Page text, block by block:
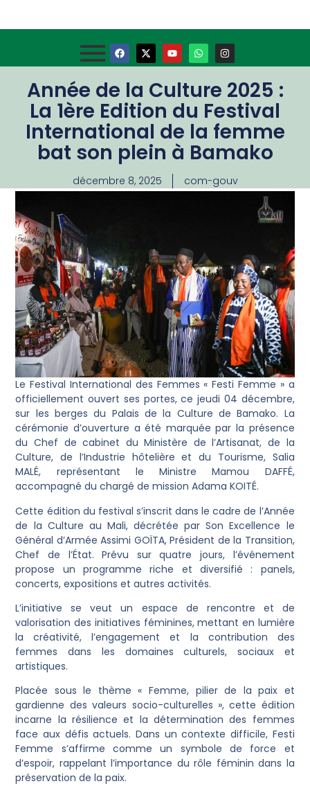
Année de la Culture 2025 :
La 1ère Edition du Festival
International de la femme
bat son plein à Bamako
décembre 8, 2025 com-gouv
Le Festival International des Femmes « Festi Femme » a
officiellement ouvert ses portes, ce jeudi 04 décembre,
sur les berges du Palais de la Culture de Bamako. La
cérémonie d’ouverture a été marquée par la présence
du Chef de cabinet du Ministère de l’Artisanat, de la
Culture, de l’Industrie hôtelière et du Tourisme, Salia
MALÉ, représentant le Ministre Mamou DAFFÉ,
accompagné du chargé de mission Adama KOITÉ.
Cette édition du festival s’inscrit dans le cadre de l’Année
de la Culture au Mali, décrétée par Son Excellence le
Général d’Armée Assimi GOÏTA, Président de la Transition,
Chef de l’État. Prévu sur quatre jours, l’événement
propose un programme riche et diversifié : panels,
concerts, expositions et autres activités.
L’initiative se veut un espace de rencontre et de
valorisation des initiatives féminines, mettant en lumière
la créativité, l’engagement et la contribution des
femmes dans les domaines culturels, sociaux et
artistiques.
Placée sous le thème « Femme, pilier de la paix et
gardienne des valeurs socio-culturelles », cette édition
incarne la résilience et la détermination des femmes
face aux défis actuels. Dans un contexte difficile, Festi
Femme s’affirme comme un symbole de force et
d’espoir, rappelant l’importance du rôle féminin dans la
préservation de la paix.